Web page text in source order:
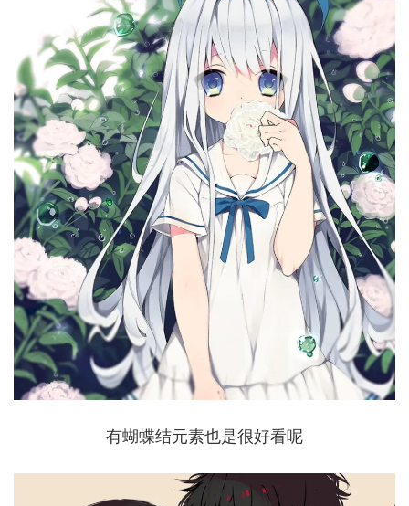
有蝴蝶结元素也是很好看呢